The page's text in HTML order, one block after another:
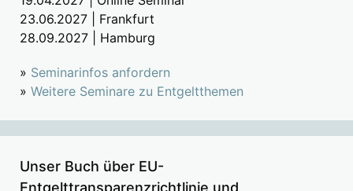
23.06.2027 | Frankfurt
28.09.2027 | Hamburg
» Seminarinfos anfordern
» Weitere Seminare zu Entgeltthemen
Unser Buch über EU-
Entgelttransparenzrichtlinie und